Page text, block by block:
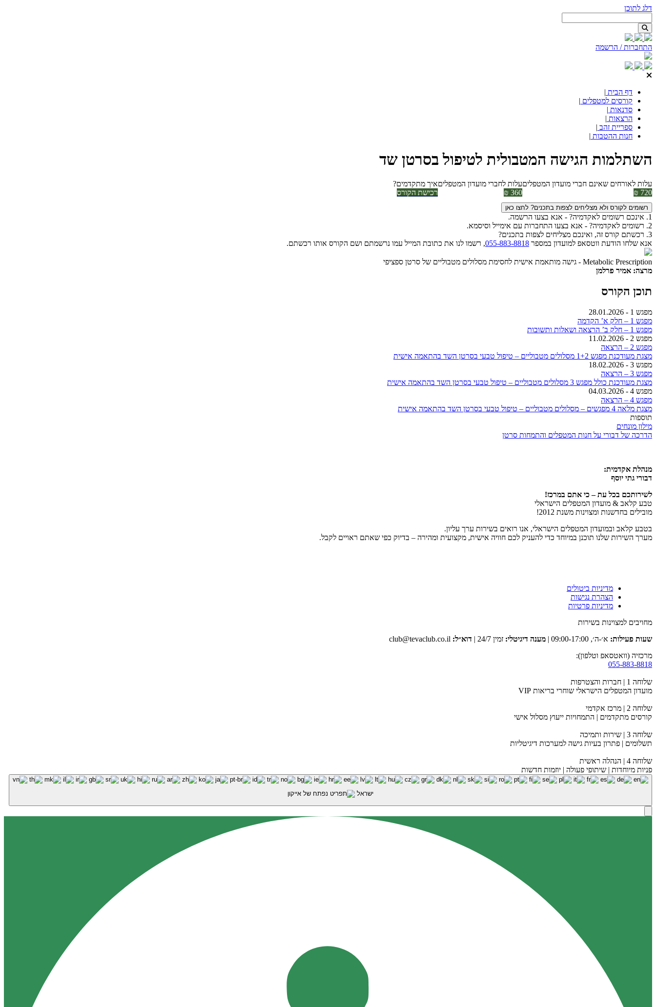
דלג לתוכן
התחברות / הרשמה
דף הבית |
קורסים למטפלים |
סדנאות |
הרצאות |
ספריית זהב |
חנות ההטבות |
השתלמות הגישה המטבולית לטיפול בסרטן שד
עלות לאורחים שאינם חברי מועדון המטפלים
720 ₪
עלות לחברי מועדון המטפלים
360 ₪
איך מתקדמים?
רכישת הקורס
רשומים לקורס ולא מצליחים לצפות בתכנים? לחצו כאן
1. אינכם רשומים לאקדמיה? - אנא בצעו הרשמה.
2. רשומים לאקדמיה? - אנא בצעו התחברות עם אימייל וסיסמא.
3. רכשתם קורס זה, ואינכם מצליחים לצפות בתכנים?
אנא שלחו הודעת ווטסאפ למועדון במספר 055-883-8818, רשמו לנו את כתובת המייל עמו נרשמתם ושם הקורס אותו רכשתם.
Metabolic Prescription - גישה מותאמת אישית לחסימת מסלולים מטבוליים של סרטן ספציפי
מרצה: אמיר פרלמן
תוכן הקורס
מפגש 1 - 28.01.2026
מפגש 1 – חלק א’ הקדמה
מפגש 1 – חלק ב’ הרצאה ושאלות ותשובות
מפגש 2 - 11.02.2026
מפגש 2 – הרצאה
מצגת מעודכנת מפגש 1+2 מסלולים מטבוליים – טיפול טבעי בסרטן השד בהתאמה אישית
מפגש 3 - 18.02.2026
מפגש 3 – הרצאה
מצגת מעודכנת כולל מפגש 3 מסלולים מטבוליים – טיפול טבעי בסרטן השד בהתאמה אישית
מפגש 4 - 04.03.2026
מפגש 4 – הרצאה
מצגת מלאה 4 מפגשים – מסלולים מטבוליים – טיפול טבעי בסרטן השד בהתאמה אישית
תוספות
מילון מונחים
הדרכה של דבורי על חנות המטפלים והתמחות סרטן
מנהלת אקדמית:
דבורי גתי יוסף
לשירותכם בכל עת – כי אתם במרכז!
טבע קלאב & מועדון המטפלים הישראלי
מובילים בחדשנות ומצוינות משנת 2012!
בטבע קלאב ובמועדון המטפלים הישראלי, אנו רואים בשירות ערך עליון.
מערך השירות שלנו תוכנן במיוחד כדי להעניק לכם חוויה אישית, מקצועית ומהירה – בדיוק כפי שאתם ראויים לקבל.
מדיניות ביטולים
הצהרת נגישות
מדיניות פרטיות
מחויבים למצוינות בשירות
שעות פעילות: א׳-ה׳, 09:00-17:00 | מענה דיגיטלי: זמין 24/7 | דוא״ל:
מרכזיה (וואטסאפ וטלפון):
055-883-8818
שלוחה 1 | חברות והצטרפות
מועדון המטפלים הישראלי שוחרי בריאות VIP
שלוחה 2 | מרכז אקדמי
קורסים מתקדמים | התמחויות ייעוץ מסלול אישי
שלוחה 3 | שירות ותמיכה
תשלומים | פתרון בעיות גישה למערכות דיגיטליות
שלוחה 4 | הנהלה ראשית
פניות מיוחדות | שיתופי פעולה | יוזמות חדשות
ישראל